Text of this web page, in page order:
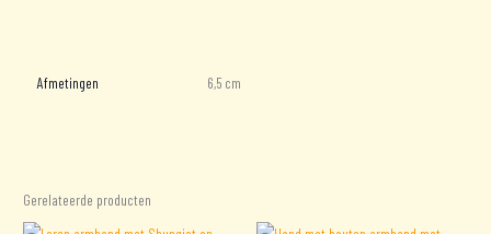
Afmetingen 6,5 cm
Gerelateerde producten